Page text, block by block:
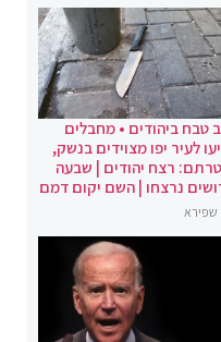
טבח ביהודים • מחבלים
לעיר יפו מצוידים בנשק,
רצח יהודים | שבעה
נרצחו | השם יקום דמם
שפירא